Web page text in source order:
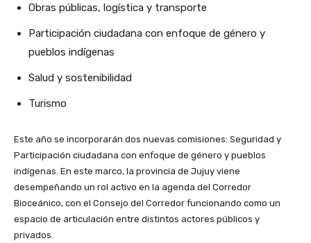
Obras públicas, logística y transporte
Participación ciudadana con enfoque de género y
pueblos indígenas
Salud y sostenibilidad
Turismo
Este año se incorporarán dos nuevas comisiones: Seguridad y
Participación ciudadana con enfoque de género y pueblos
indígenas. En este marco, la provincia de Jujuy viene
desempeñando un rol activo en la agenda del Corredor
Bioceánico, con el Consejo del Corredor funcionando como un
espacio de articulación entre distintos actores públicos y
privados.